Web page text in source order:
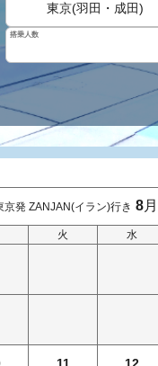
東京(羽田・成田)
搭乗人数
京発 ZANJAN(イラン)行き 8
火 水
11
12